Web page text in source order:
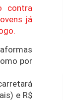
contra
já
por
e R$